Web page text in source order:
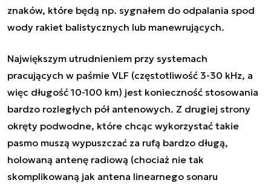
znaków, które będą np. sygnałem do odpalania spod
wody rakiet balistycznych lub manewrujących.
Największym utrudnieniem przy systemach
pracujących w paśmie VLF (częstotliwość 3-30 kHz, a
więc długość 10-100 km) jest konieczność stosowania
bardzo rozległych pół antenowych. Z drugiej strony
okręty podwodne, które chcąc wykorzystać takie
pasmo muszą wypuszczać za rufą bardzo długą,
holowaną antenę radiową (chociaż nie tak
skomplikowaną jak antena linearnego sonaru